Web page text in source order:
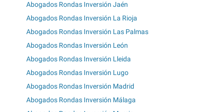
Abogados Rondas Inversión Jaén
Abogados Rondas Inversión La Rioja
Abogados Rondas Inversión Las Palmas
Abogados Rondas Inversión León
Abogados Rondas Inversión Lleida
Abogados Rondas Inversión Lugo
Abogados Rondas Inversión Madrid
Abogados Rondas Inversión Málaga